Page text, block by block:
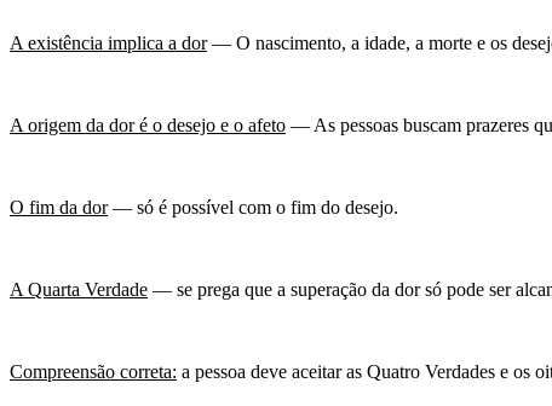
A existência implica a dor— O nascimento, a idade, a morte e os
A origem da dor é o desejo e o afeto — As pessoas buscam prazeres
O fim da dor— só é possível com o fim do desejo.
A Quarta Verdade — se prega que a superação da dor só pode ser
Compreensão correta: a pessoa deve aceitar as Quatro Verdades e os